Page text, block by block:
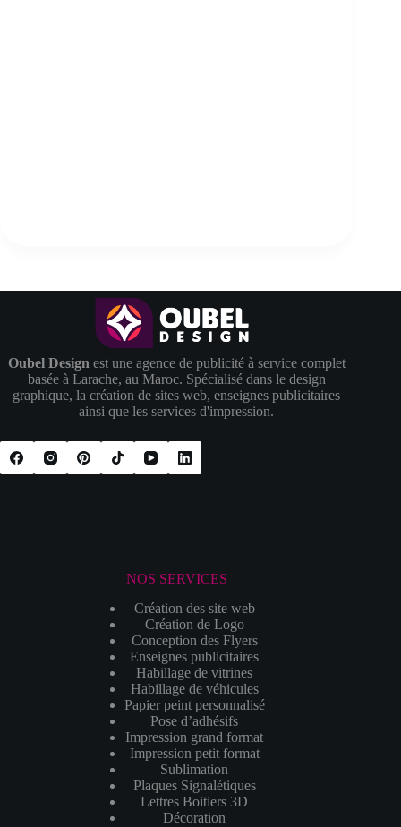
Oubel Design est une agence de publicité à service complet
basée à Larache, au Maroc. Spécialisé dans le design
graphique, la création de sites web, enseignes publicitaires
ainsi que les services d'impression.
NOS SERVICES
Création des site web
Création de Logo
Conception des Flyers
Enseignes publicitaires
Habillage de vitrines
Habillage de véhicules
Papier peint personnalisé
Pose d’adhésifs
Impression grand format
Impression petit format
Sublimation
Plaques Signalétiques
Lettres Boitiers 3D
Décoration